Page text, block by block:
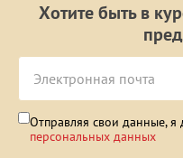
Хотите быть в
Отправляя свои данные, я
персональных данных